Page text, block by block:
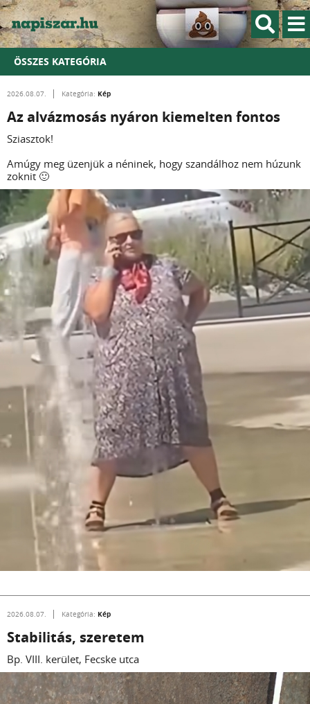
ÖSSZES KATEGÓRIA
2026.08.07. Kategória: Kép
Az alvázmosás nyáron kiemelten fontos
Sziasztok!
Amúgy meg üzenjük a néninek, hogy szandálhoz nem húzunk
zoknit 🙂
2026.08.07. Kategória: Kép
Stabilitás, szeretem
Bp. VIII. kerület, Fecske utca